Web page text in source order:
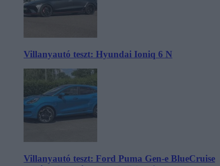
Villanyautó teszt: Hyundai Ioniq 6 N
Villanyautó teszt: Ford Puma Gen-e BlueCruise